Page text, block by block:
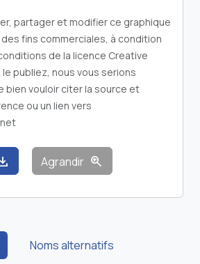
partager et modifier ce graphique
fins commerciales, à condition
de la licence Creative
le publiez, nous vous serions
bien vouloir citer la source et
ou un lien vers
Agrandir zoom_in
Noms alternatifs